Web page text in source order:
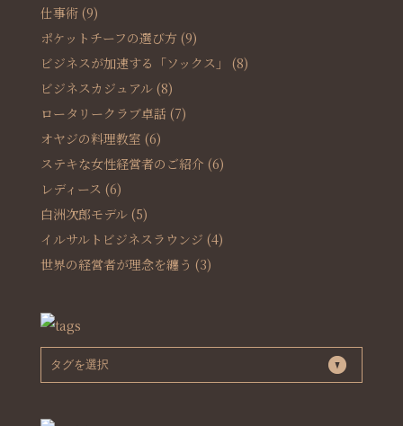
仕事術(9)
ポケットチーフの選び方 (9)
ビジネスが加速する「ソックス」
(8)
ビジネスカジュアル(8)
ロータリークラブ卓話 (7)
オヤジの料理教室 (6)
ステキな女性経営者のご紹介 (6)
レディース (6)
白洲次郎モデル(5)
イルサルトビジネスラウンジ (4)
世界の経営者が理念を纏う (3)